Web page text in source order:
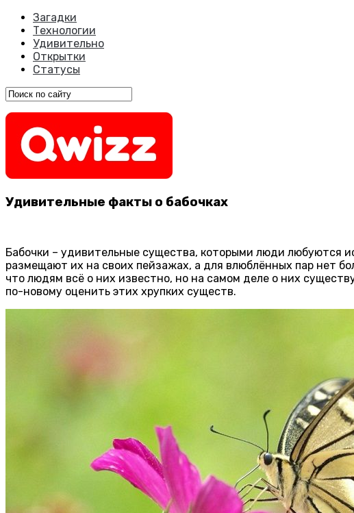
Загадки
Технологии
Удивительно
Открытки
Статусы
Удивительные факты о бабочках
Бабочки – удивительные существа, которыми люди любуются
размещают их на своих пейзажах, а для влюблённых пар нет
что людям всё о них известно, но на самом деле о них
по-новому оценить этих хрупких существ.